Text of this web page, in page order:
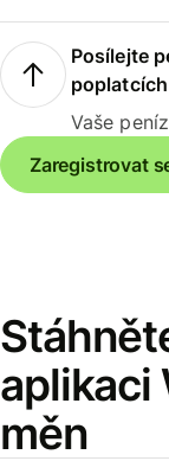
Posílejte
poplatcích
Vaše
Zaregistrovat
aplikaci
měn